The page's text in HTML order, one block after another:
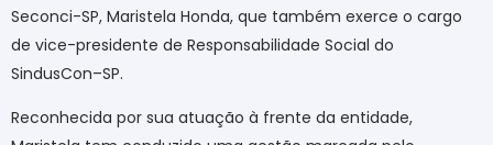
Seconci-SP, Maristela Honda, que também exerce o cargo
de vice-presidente de Responsabilidade Social do
SindusCon–SP.
Reconhecida por sua atuação à frente da entidade,